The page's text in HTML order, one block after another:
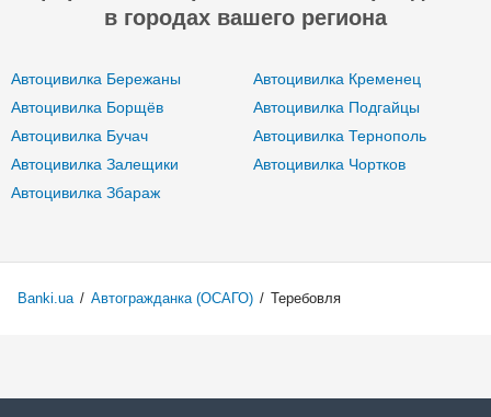
в городах вашего региона
Автоцивилка Бережаны
Автоцивилка Борщёв
Автоцивилка Бучач
Автоцивилка Залещики
Автоцивилка Збараж
Автоцивилка Кременец
Автоцивилка Подгайцы
Автоцивилка Тернополь
Автоцивилка Чортков
Banki.ua / Автогражданка (ОСАГО) / Теребовля